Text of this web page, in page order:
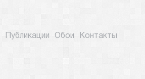
Публикации Обои Контакты